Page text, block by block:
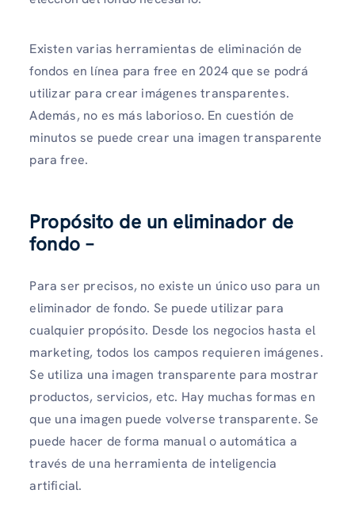
Existen varias herramientas de eliminación de
fondos en línea para free en 2024 que se podrá
utilizar para crear imágenes transparentes.
Además, no es más laborioso. En cuestión de
minutos se puede crear una imagen transparente
para free.
Propósito de un eliminador de
fondo –
Para ser precisos, no existe un único uso para un
eliminador de fondo. Se puede utilizar para
cualquier propósito. Desde los negocios hasta el
marketing, todos los campos requieren imágenes.
Se utiliza una imagen transparente para mostrar
productos, servicios, etc. Hay muchas formas en
que una imagen puede volverse transparente. Se
puede hacer de forma manual o automática a
través de una herramienta de inteligencia
artificial.